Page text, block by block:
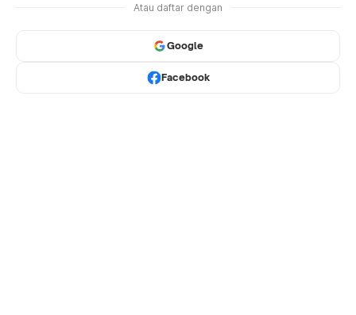
Atau daftar dengan
Google
Facebook